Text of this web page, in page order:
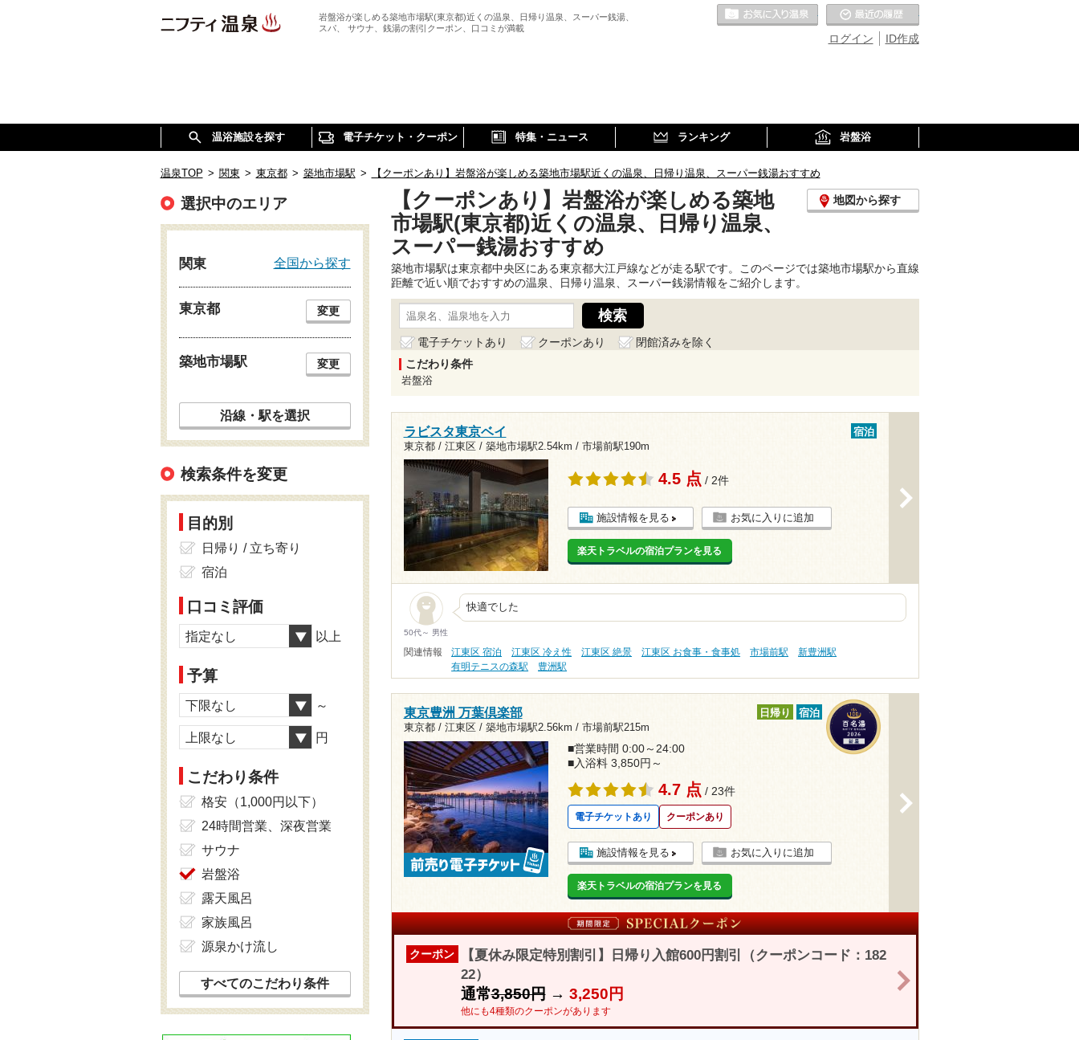
岩盤浴が楽しめる築地市場駅(東京都)近くの温泉、日帰り温泉、スーパー銭湯、
スパ、 サウナ、銭湯の割引クーポン、口コミが満載
ID作成
ログイン
お気に入りの温泉
温浴施設を探す 電子チケット・クーポン 特集・ニュース ランキング 岩盤浴
温泉TOP > 関東 > 東京都 > 築地市場駅 > 【クーポンあり】岩盤浴が楽しめる築地市場駅近くの温泉、日帰り温泉、スーパー銭湯おすすめ
【クーポンあり】岩盤浴が楽しめる築地
市場駅(東京都)近くの温泉、日帰り温泉、
スーパー銭湯おすすめ
地図から探す
築地市場駅は東京都中央区にある東京都大江戸線などが走る駅です。このページでは築地市場駅から直線
距離で近い順でおすすめの温泉、日帰り温泉、スーパー銭湯情報をご紹介します。
電子チケットあり クーポンあり
閉館済みを除く
こだわり条件
岩盤浴
ラビスタ東京ベイ
東京都 / 江東区 / 築地市場駅2.54km / 市場前駅190m
宿泊
4.5 点 / 2件
施設情報を見る お気に入りに追加
楽天トラベルの宿泊プランを見る
50代～ 男性
快適でした
関連情報 江東区 宿泊 江東区 冷え性 江東区 絶景 江東区 お食事・食事処 市場前駅
新豊洲駅
有明テニスの森駅
豊洲駅
東京豊洲 万葉倶楽部
東京都 / 江東区 / 築地市場駅2.56km / 市場前駅215m
日帰り 宿泊
■営業時間 0:00～24:00
■入浴料 3,850円～
4.7 点 / 23件
電子チケットあり クーポンあり
施設情報を見る お気に入りに追加
楽天トラベルの宿泊プランを見る
クーポン
【夏休み限定特別割引】日帰り入館600円割引（クーポンコード：182
22）
通常3,850円→ 3,250円
他にも4種類のクーポンがあります
選択中のエリア
関東 全国から探す
東京都 変更
築地市場駅 変更
沿線・駅を選択
検索条件を変更
目的別
日帰り / 立ち寄り
宿泊
口コミ評価
指定なし 以上
予算
下限なし ～
上限なし 円
こだわり条件
格安（1,000円以下）
24時間営業、深夜営業
サウナ
岩盤浴
露天風呂
家族風呂
源泉かけ流し
すべてのこだわり条件